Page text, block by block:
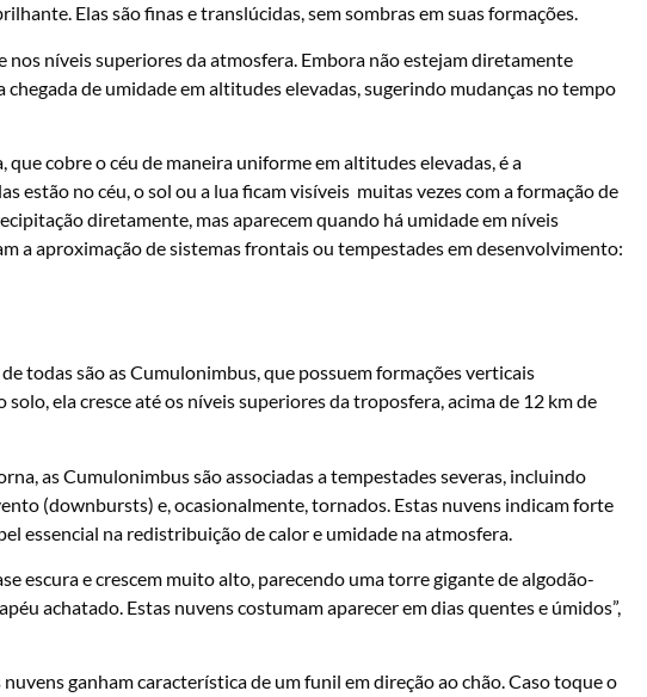
Elas são finas e translúcidas, sem sombras em suas formações.
nos níveis superiores da atmosfera. Embora não estejam diretamente
chegada de umidade em altitudes elevadas, sugerindo mudanças no tempo
cobre o céu de maneira uniforme em altitudes elevadas, é a
estão no céu, o sol ou a lua ficam visíveis muitas vezes com a formação de
diretamente, mas aparecem quando há umidade em níveis
a aproximação de sistemas frontais ou tempestades em desenvolvimento:
todas são as Cumulonimbus, que possuem formações verticais
ela cresce até os níveis superiores da troposfera, acima de 12 km de
as Cumulonimbus são associadas a tempestades severas, incluindo
(downbursts) e, ocasionalmente, tornados. Estas nuvens indicam forte
essencial na redistribuição de calor e umidade na atmosfera.
escura e crescem muito alto, parecendo uma torre gigante de algodão-
achatado. Estas nuvens costumam aparecer em dias quentes e úmidos”,
ganham característica de um funil em direção ao chão. Caso toque o